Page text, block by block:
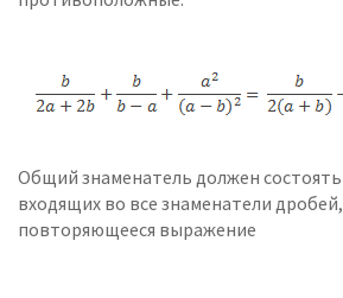
Общий знаменатель должен
входящих во все знаменатели
повторяющееся выражение